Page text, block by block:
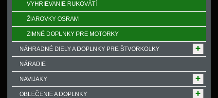
VYHRIEVANIE RUKOVӒTÍ
ŽIAROVKY OSRAM
ZIMNÉ DOPLNKY PRE MOTORKY
NÁHRADNÉ DIELY A DOPLNKY PRE ŠTVORKOLKY
NÁRADIE
NAVIJAKY
OBLEČENIE A DOPLNKY